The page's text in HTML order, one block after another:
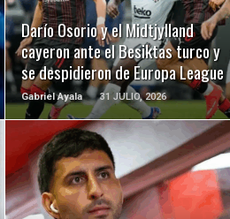
Darío Osorio y el Midtjylland
cayeron ante el Besiktas turco y
se despidieron de Europa League
Gabriel Ayala 31 JULIO, 2026
LEER MÁS